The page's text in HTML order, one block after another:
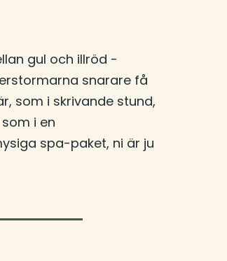
gul och illröd -
snarare få
som i skrivande stund,
i en
spa-paket, ni är ju